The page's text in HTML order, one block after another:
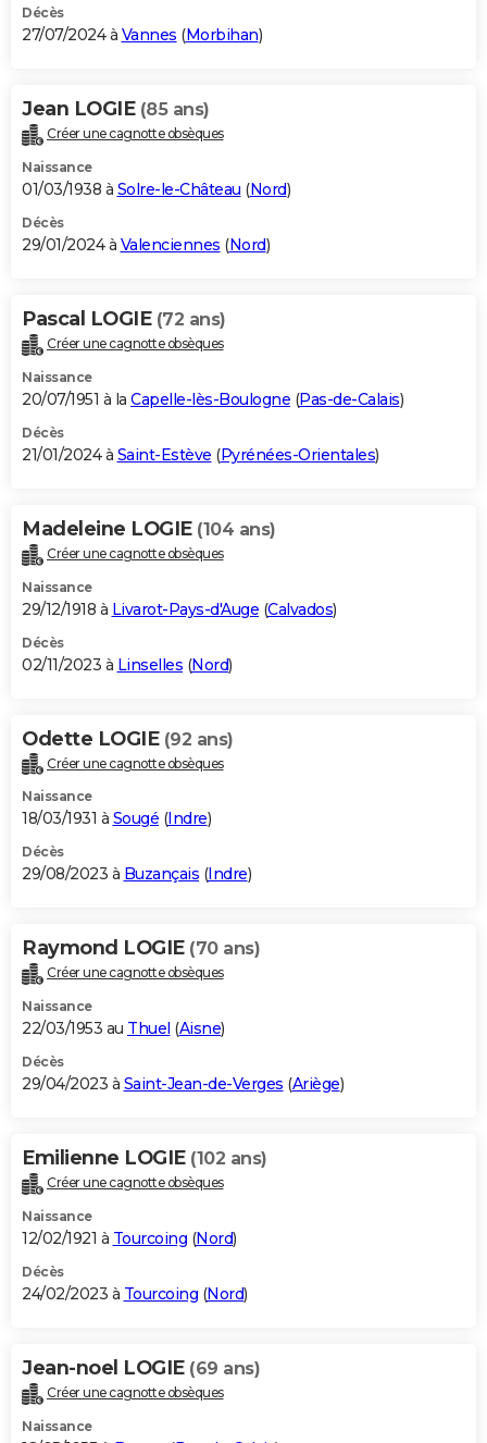
Décès
27/07/2024 à Vannes (Morbihan)
Jean LOGIE (85 ans)
Créer une cagnotte obsèques
Naissance
01/03/1938 à Solre-le-Château (Nord)
Décès
29/01/2024 à Valenciennes (Nord)
Pascal LOGIE (72 ans)
Créer une cagnotte obsèques
Naissance
20/07/1951 à la Capelle-lès-Boulogne (Pas-de-Calais)
Décès
21/01/2024 à Saint-Estève (Pyrénées-Orientales)
Madeleine LOGIE (104 ans)
Créer une cagnotte obsèques
Naissance
29/12/1918 à Livarot-Pays-d'Auge (Calvados)
Décès
02/11/2023 à Linselles (Nord)
Odette LOGIE (92 ans)
Créer une cagnotte obsèques
Naissance
18/03/1931 à Sougé (Indre)
Décès
29/08/2023 à Buzançais (Indre)
Raymond LOGIE (70 ans)
Créer une cagnotte obsèques
Naissance
22/03/1953 au Thuel (Aisne)
Décès
29/04/2023 à Saint-Jean-de-Verges (Ariège)
Emilienne LOGIE (102 ans)
Créer une cagnotte obsèques
Naissance
12/02/1921 à Tourcoing (Nord)
Décès
24/02/2023 à Tourcoing (Nord)
Jean-noel LOGIE (69 ans)
Créer une cagnotte obsèques
Naissance